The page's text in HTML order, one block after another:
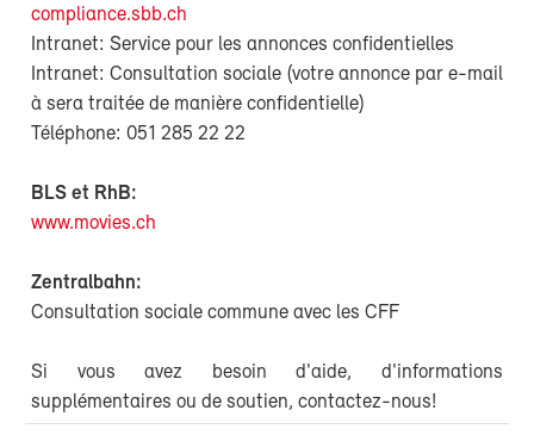
compliance.sbb.ch
Intranet: Service pour les annonces confidentielles
Intranet: Consultation sociale (votre annonce par e-mail
à sera traitée de manière confidentielle)
Téléphone: 051 285 22 22
BLS et RhB:
www.movies.ch
Zentralbahn:
Consultation sociale commune avec les CFF
Si vous avez besoin d'aide, d'informations
supplémentaires ou de soutien, contactez-nous!